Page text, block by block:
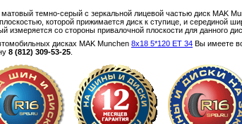
темно-серый c зеркальной лицевой частью диск MAK
которой прижимается диск к ступице, и серединой
измеряется со стороны привалочной плоскости для данного
дисках MAK Munchen 8x18 5*120 ET 34 Вы имеете
8 (812) 309-53-25